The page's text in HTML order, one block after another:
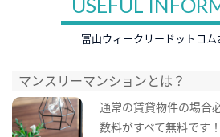
USEFUL
富山ウィークリードットコ
マンスリーマンションとは？
通常の賃貸物件の場合
数料がすべて無料です！